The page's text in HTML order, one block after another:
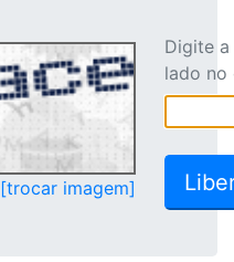
[trocar imagem]
Digite
lado no